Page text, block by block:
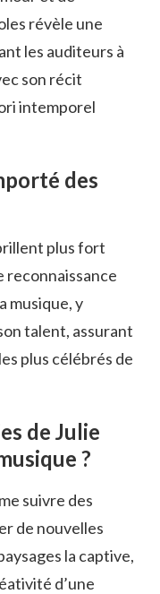
révèle une
les auditeurs à
son récit
intemporel
des
plus fort
reconnaissance
musique, y
talent, assurant
plus célébrés de
de Julie
?
suivre des
de nouvelles
la captive,
d’une